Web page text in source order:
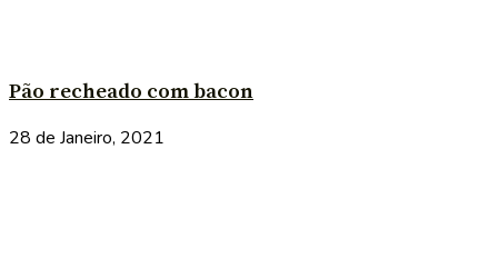
Pão recheado com bacon
28 de Janeiro, 2021